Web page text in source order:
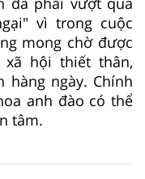
vì trong cuộc
mong chờ được
hội thiết thân,
ngày. Chính
anh đào có thể
tâm.